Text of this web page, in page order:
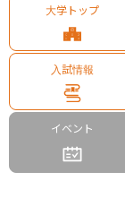
大学トップ
入試情報
イベント